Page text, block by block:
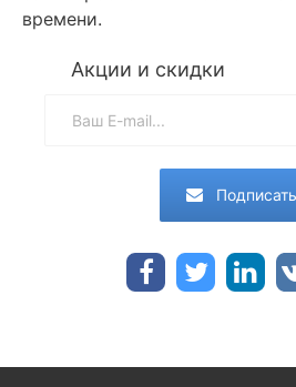
времени.
Акции и скидки